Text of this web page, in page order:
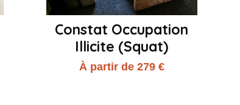
Constat Occupation
Illicite (Squat)
À partir de 279 €